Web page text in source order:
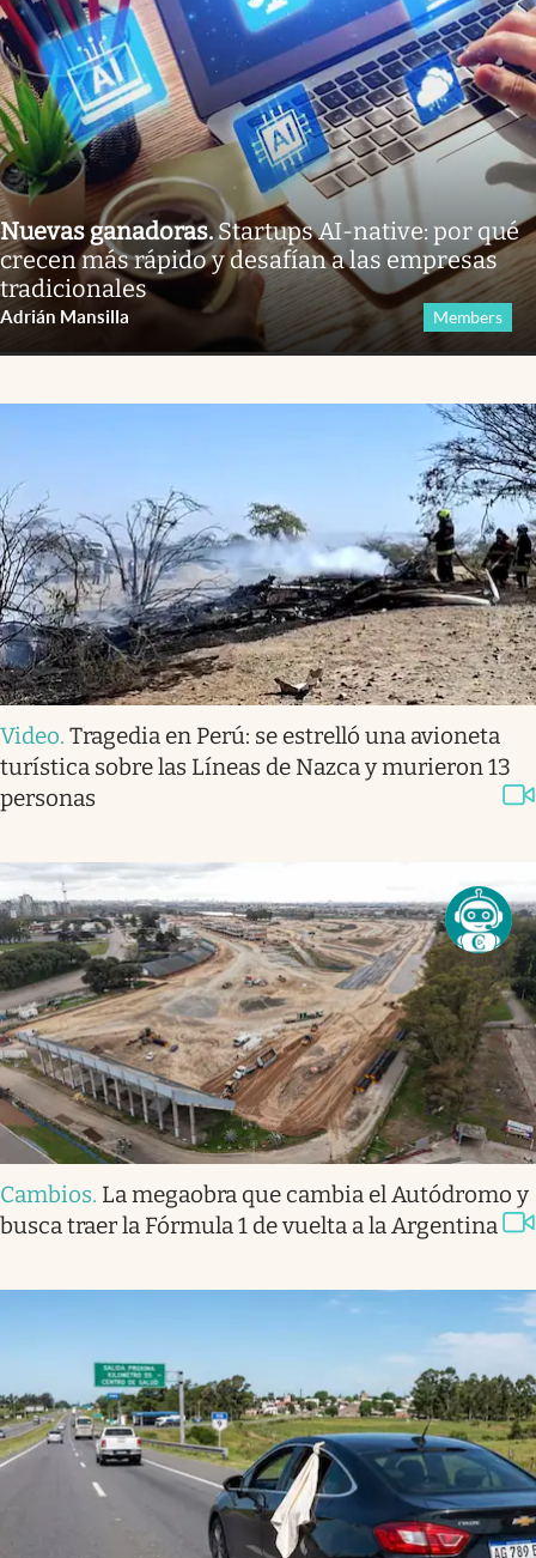
Nuevas ganadoras.Startups AI-native: por qué
crecen más rápido y desafían a las empresas
tradicionales
Adrián Mansilla Members
Video. Tragedia en Perú: se estrelló una avioneta
turística sobre las Líneas de Nazca y murieron 13
personas
Cambios. La megaobra que cambia el Autódromo y
busca traer la Fórmula 1 de vuelta a la Argentina